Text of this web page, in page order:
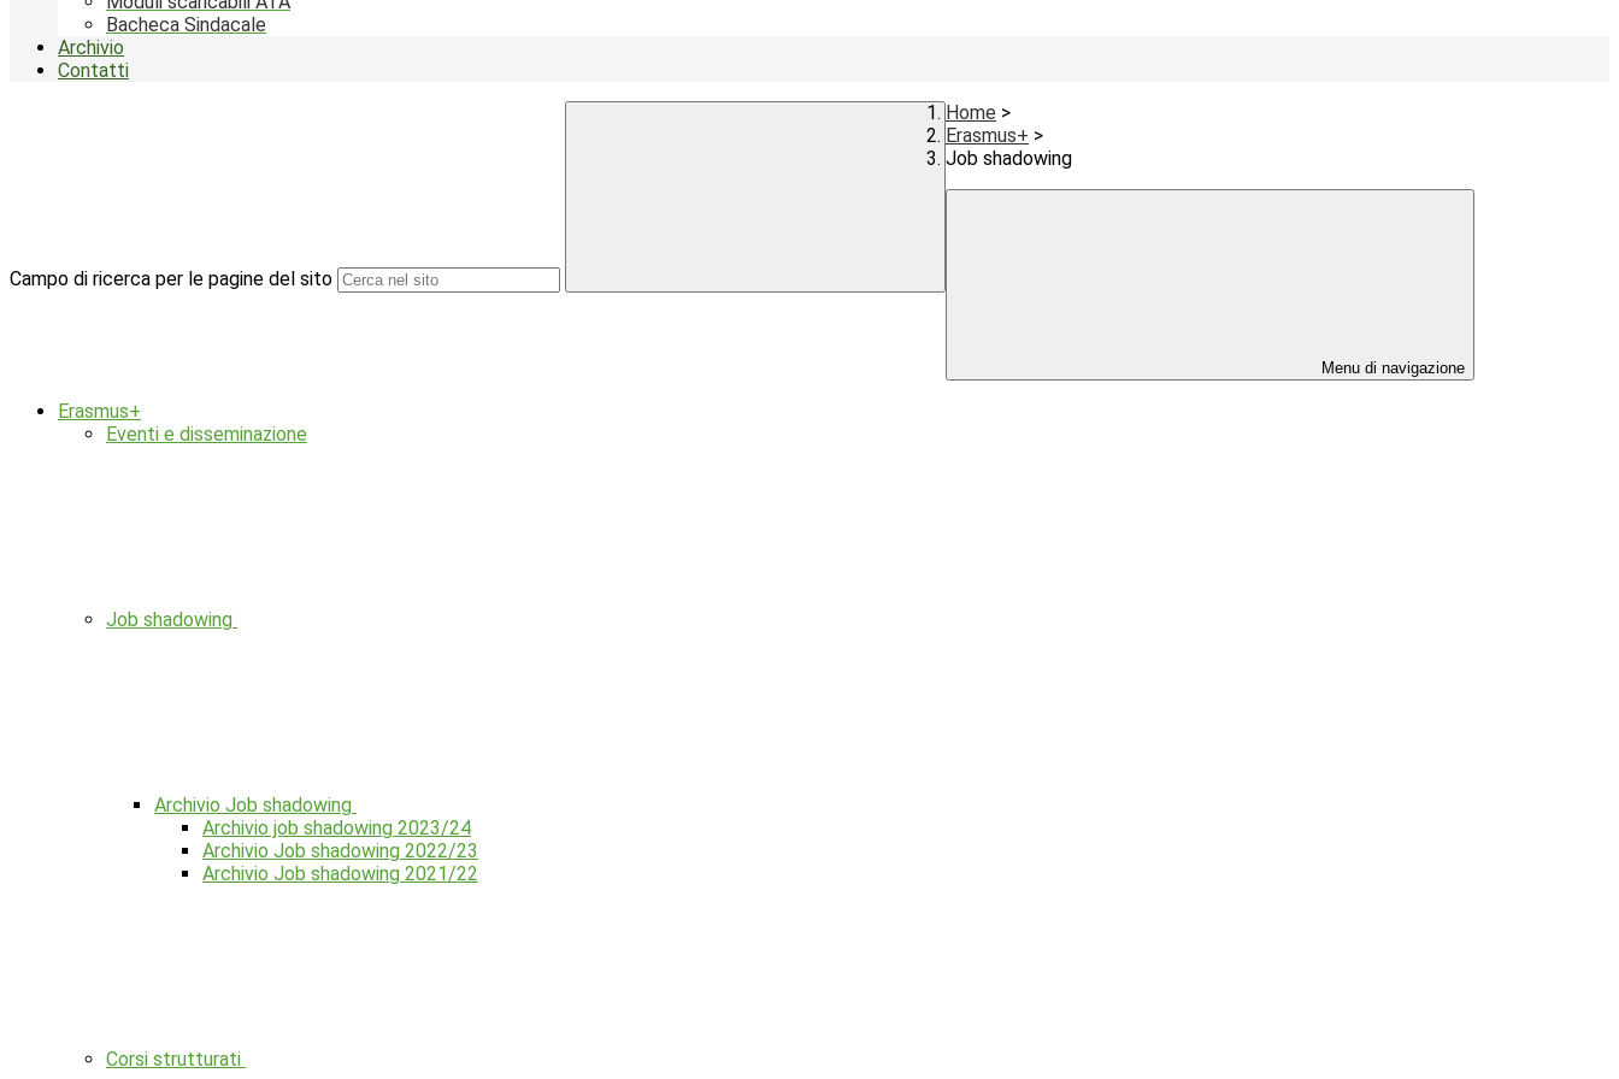
Bacheca Sindacale
Archivio
Contatti
Campo di ricerca per le pagine del sito
Home >
Erasmus+ >
Job shadowing
Menu di navigazione
Erasmus+
Eventi e disseminazione
Job shadowing
Archivio Job shadowing
Archivio job shadowing 2023/24
Archivio Job shadowing 2022/23
Archivio Job shadowing 2021/22
Corsi strutturati